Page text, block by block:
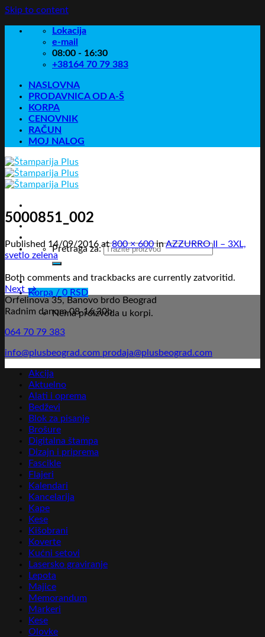
Skip to content
Lokacija
e-mail
08:00 - 16:30
+38164 70 79 383
NASLOVNA
PRODAVNICA OD A-Š
KORPA
CENOVNIK
RAČUN
MOJ NALOG
Pretraga za:
Korpa / 0 RSD
Nema proizvoda u korpi.
5000851_002
Published 14/09/2016 at800 × 600inAZZURRO II – 3XL,
svetlo zelena
Both comments and trackbacks are currently zatvoritid.
Next →
Orfelinova 35, Banovo brdo Beograd
Radnim danom 08-16,30h
064 70 79 383
info@plusbeograd.com prodaja@plusbeograd.com
Akcija
Aktuelno
Alati i oprema
Bedževi
Blok za pisanje
Brošure
Digitalna štampa
Dizajn i priprema
Fascikle
Flajeri
Kalendari
Kancelarija
Kape
Kese
Kišobrani
Koverte
Kućni setovi
Lasersko graviranje
Lepota
Majice
Memorandum
Markeri
Kese
Olovke